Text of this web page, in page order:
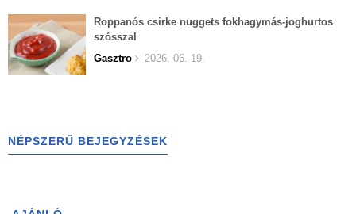
Roppanós csirke nuggets fokhagymás-joghurtos
szósszal
Gasztro
2026. 06. 19.
NÉPSZERŰ BEJEGYZÉSEK